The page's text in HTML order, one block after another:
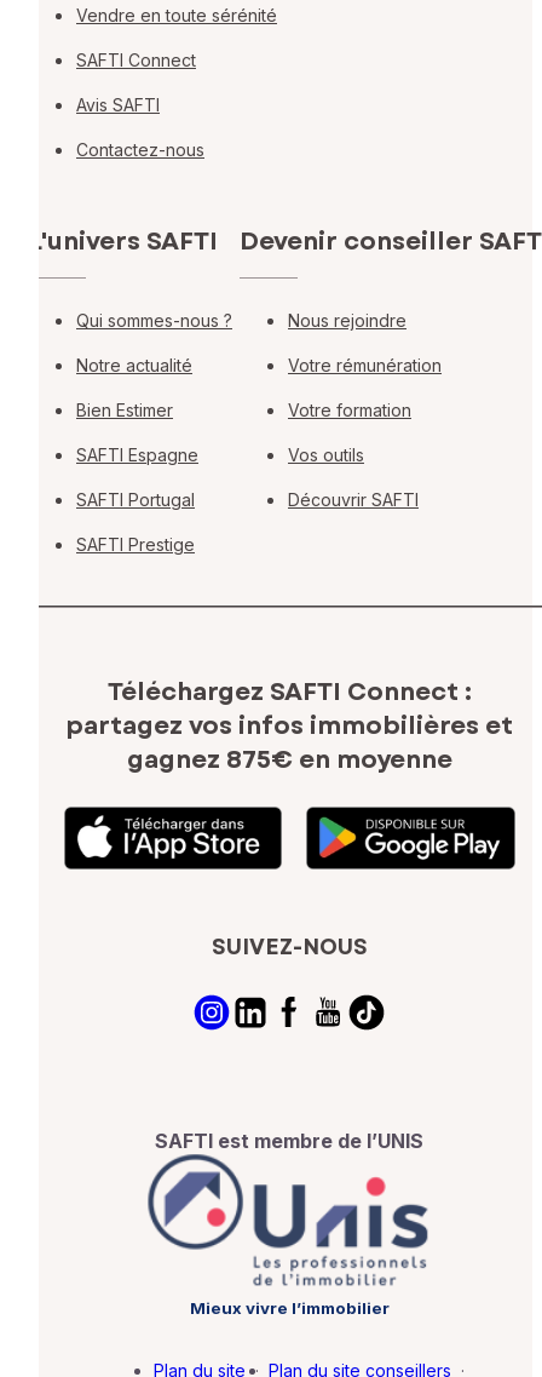
Vendre en toute sérénité
SAFTI Connect
Avis SAFTI
Contactez-nous
L'univers SAFTI
Qui sommes-nous ?
Notre actualité
Bien Estimer
SAFTI Espagne
SAFTI Portugal
SAFTI Prestige
Devenir conseiller
Nous rejoindre
Votre rémunération
Votre formation
Vos outils
Découvrir SAFTI
Téléchargez SAFTI Connect :
partagez vos infos immobilières et
gagnez 875€ en moyenne
SUIVEZ-NOUS
SAFTI est membre de l’UNIS
Mieux vivre l’immobilier
Plan du site · Plan du site conseillers ·